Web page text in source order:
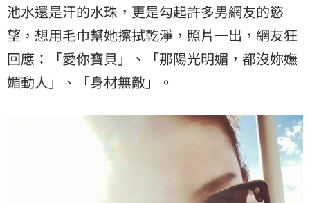
池水還是汗的水珠，更是勾起許多男網友的慾
望，想用毛巾幫她擦拭乾淨，照片一出，網友狂
回應：「愛你寶貝」、「那陽光明媚，都沒妳嫵
媚動人」、「身材無敵」。